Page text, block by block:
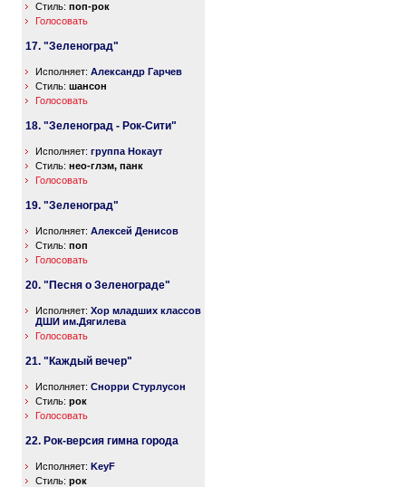
Стиль: поп-рок
Голосовать
17. "Зеленоград"
Исполняет: Александр Гарчев
Стиль: шансон
Голосовать
18. "Зеленоград - Рок-Сити"
Исполняет: группа Нокаут
Стиль: нео-глэм, панк
Голосовать
19. "Зеленоград"
Исполняет: Алексей Денисов
Стиль: поп
Голосовать
20. "Песня о Зеленограде"
Исполняет: Хор младших классов
ДШИ им.Дягилева
Голосовать
21. "Каждый вечер"
Исполняет: Снорри Стурлусон
Стиль: рок
Голосовать
22. Рок-версия гимна города
Исполняет: KeyF
Стиль: рок